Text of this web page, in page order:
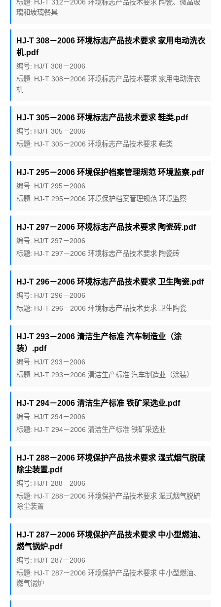
标题: HJ-T 312－2006 环境标志产品技术要求 陶瓷、微晶玻
璃和玻璃餐具
HJ-T 308－2006 环境标志产品技术要求 家用电动洗衣
机.pdf
编号: HJ/T 308－2006
标题: HJ-T 308－2006 环境标志产品技术要求 家用电动洗衣
机
HJ-T 305－2006 环境标志产品技术要求 鞋类.pdf
编号: HJ/T 305－2006
标题: HJ-T 305－2006 环境标志产品技术要求 鞋类
HJ-T 295－2006 环境保护档案管理规范 环境监察.pdf
编号: HJ/T 295－2006
标题: HJ-T 295－2006 环境保护档案管理规范 环境监察
HJ-T 297－2006 环境标志产品技术要求 陶瓷砖.pdf
编号: HJ/T 297－2006
标题: HJ-T 297－2006 环境标志产品技术要求 陶瓷砖
HJ-T 296－2006 环境标志产品技术要求 卫生陶瓷.pdf
编号: HJ/T 296－2006
标题: HJ-T 296－2006 环境标志产品技术要求 卫生陶瓷
HJ-T 293－2006 清洁生产标准 汽车制造业（涂
装）.pdf
编号: HJ/T 293－2006
标题: HJ-T 293－2006 清洁生产标准 汽车制造业（涂装）
HJ-T 294－2006 清洁生产标准 铁矿采选业.pdf
编号: HJ/T 294－2006
标题: HJ-T 294－2006 清洁生产标准 铁矿采选业
HJ-T 288－2006 环境保护产品技术要求 湿式烟气脱硫
除尘装置.pdf
编号: HJ/T 288－2006
标题: HJ-T 288－2006 环境保护产品技术要求 湿式烟气脱硫
除尘装置
HJ-T 287－2006 环境保护产品技术要求 中小型燃油、
燃气锅炉.pdf
编号: HJ/T 287－2006
标题: HJ-T 287－2006 环境保护产品技术要求 中小型燃油、
燃气锅炉